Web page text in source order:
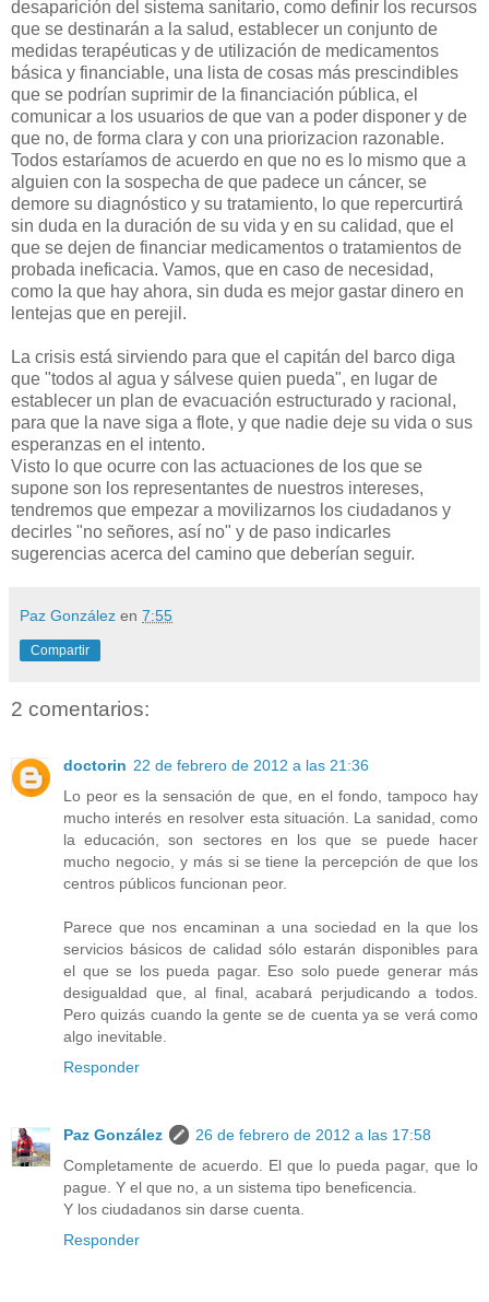
desaparición del sistema sanitario, como definir los recursos
que se destinarán a la salud, establecer un conjunto de
medidas terapéuticas y de utilización de medicamentos
básica y financiable, una lista de cosas más prescindibles
que se podrían suprimir de la financiación pública, el
comunicar a los usuarios de que van a poder disponer y de
que no, de forma clara y con una priorizacion razonable.
Todos estaríamos de acuerdo en que no es lo mismo que a
alguien con la sospecha de que padece un cáncer, se
demore su diagnóstico y su tratamiento, lo que repercurtirá
sin duda en la duración de su vida y en su calidad, que el
que se dejen de financiar medicamentos o tratamientos de
probada ineficacia. Vamos, que en caso de necesidad,
como la que hay ahora, sin duda es mejor gastar dinero en
lentejas que en perejil.
La crisis está sirviendo para que el capitán del barco diga
que "todos al agua y sálvese quien pueda", en lugar de
establecer un plan de evacuación estructurado y racional,
para que la nave siga a flote, y que nadie deje su vida o sus
esperanzas en el intento.
Visto lo que ocurre con las actuaciones de los que se
supone son los representantes de nuestros intereses,
tendremos que empezar a movilizarnos los ciudadanos y
decirles "no señores, así no" y de paso indicarles
sugerencias acerca del camino que deberían seguir.
Paz González en 7:55
Compartir
2 comentarios:
doctorin 22 de febrero de 2012 a las 21:36
Lo peor es la sensación de que, en el fondo, tampoco hay
mucho interés en resolver esta situación. La sanidad, como
la educación, son sectores en los que se puede hacer
mucho negocio, y más si se tiene la percepción de que los
centros públicos funcionan peor.
Parece que nos encaminan a una sociedad en la que los
servicios básicos de calidad sólo estarán disponibles para
el que se los pueda pagar. Eso solo puede generar más
desigualdad que, al final, acabará perjudicando a todos.
Pero quizás cuando la gente se de cuenta ya se verá como
algo inevitable.
Responder
Paz González
26 de febrero de 2012 a las 17:58
Completamente de acuerdo. El que lo pueda pagar, que lo
pague. Y el que no, a un sistema tipo beneficencia.
Y los ciudadanos sin darse cuenta.
Responder